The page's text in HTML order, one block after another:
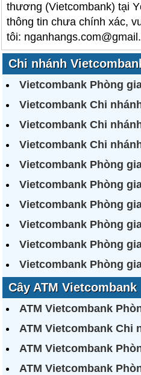
thương (Vietcombank) tại
thông tin chưa chính xác,
tôi:
Chi nhánh
Vietcombank Phòng
Vietcombank Chi
Vietcombank Chi
Vietcombank Chi
Vietcombank Phòng
Vietcombank Phòng
Vietcombank Phòng
Vietcombank Phòng
Vietcombank Phòng
Vietcombank Phòng
Cây ATM Vietcombank
ATM Vietcombank
ATM Vietcombank Chi
ATM Vietcombank
ATM Vietcombank